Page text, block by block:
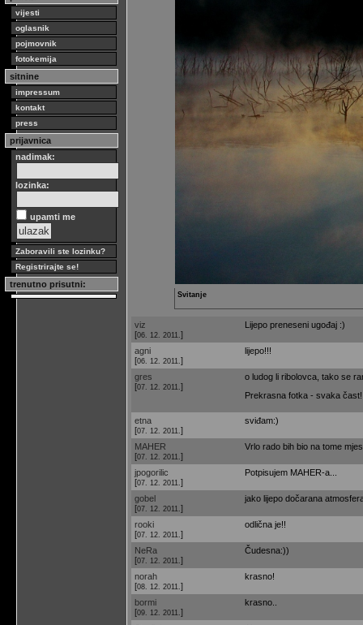
vijesti
oglasnik
pojmovnik
fotokemija
sitnine
impressum
kontakt
press
prijavnica
nadimak:
lozinka:
upamti me
Zaboravili ste lozinku?
Registrirajte se!
trenutno prisutni:
Svitanje
viz
[06. 12. 2011. ]
Lijepo preneseni ugođaj :)
agni
[06. 12. 2011. ]
lijepo!!!
gres
[07. 12. 2011. ]
o ludog li ribolovca, tako se
Prekrasna fotka - svaka
etna
[07. 12. 2011. ]
sviđam:)
MAHER
[07. 12. 2011. ]
Vrlo rado bih bio na tome
jpogorilic
[07. 12. 2011. ]
Potpisujem MAHER-a...
gobel
[07. 12. 2011. ]
jako lijepo dočarana
rooki
[07. 12. 2011. ]
odlična je!!
NeRa
[07. 12. 2011. ]
Čudesna:))
norah
[08. 12. 2011. ]
krasno!
bormi
[09. 12. 2011. ]
krasno..